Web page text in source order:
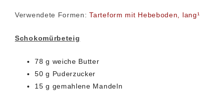
Verwendete Formen:Tarteform mit Hebeboden, lang¹
Schokomürbeteig
78 g weiche Butter
50 g Puderzucker
15 g gemahlene Mandeln